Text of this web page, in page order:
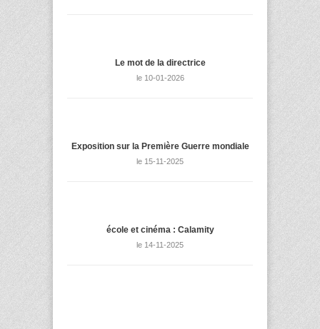
Le mot de la directrice
le 10-01-2026
Exposition sur la Première Guerre mondiale
le 15-11-2025
école et cinéma : Calamity
le 14-11-2025